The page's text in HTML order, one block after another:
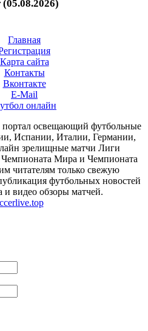
Главная
Карта сайта
Контакты
Вконтакте
E-Mail
онлайн
освещающий футбольные
Испании, Италии, Германии,
зрелищные матчи Лиги
Мира и Чемпионата
читателям только свежую
футбольных новостей
и видео обзоры матчей.